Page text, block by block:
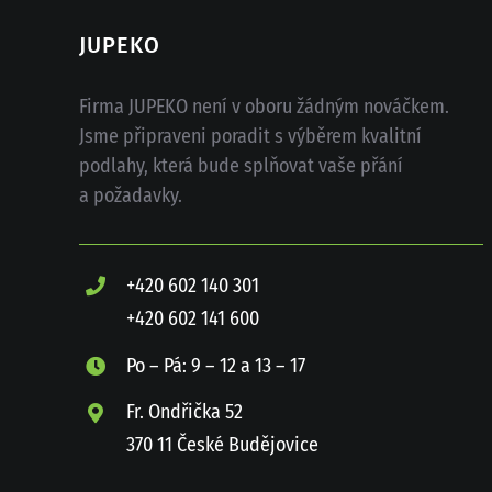
JUPEKO
Firma JUPEKO není v oboru žádným nováčkem.
Jsme připraveni poradit s výběrem kvalitní
podlahy, která bude splňovat vaše přání
a požadavky.
+420 602 140 301
+420 602 141 600
Po – Pá: 9 – 12 a 13 – 17
Fr. Ondřička 52
370 11 České Budějovice